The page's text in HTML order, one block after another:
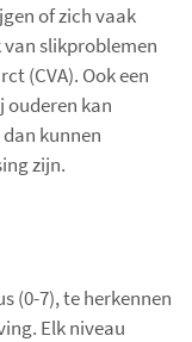
of zich vaak
slikproblemen
(CVA). Ook een
ouderen kan
kunnen
zijn.
(0-7), te herkennen
Elk niveau